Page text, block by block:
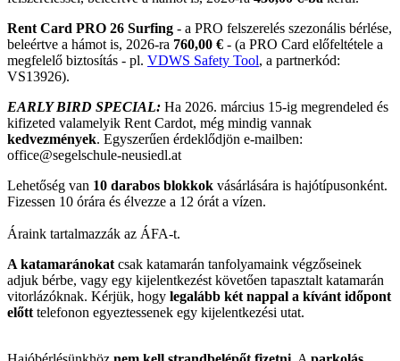
Rent Card PRO 26 Surfing - a PRO felszerelés szezonális bérlése,
beleértve a hámot is, 2026-ra 760,00 € - (a PRO Card előfeltétele a
megfelelő biztosítás - pl. VDWS Safety Tool, a partnerkód:
VS13926).
EARLY BIRD SPECIAL: Ha 2026. március 15-ig megrendeled és
kifizeted valamelyik Rent Cardot, még mindig vannak
kedvezmények. Egyszerűen érdeklődjön e-mailben:
office@segelschule-neusiedl.at
Lehetőség van 10 darabos blokkok vásárlására is hajótípusonként.
Fizessen 10 órára és élvezze a 12 órát a vízen.
Áraink tartalmazzák az ÁFA-t.
A katamaránokat csak katamarán tanfolyamaink végzőseinek
adjuk bérbe, vagy egy kijelentkezést követően tapasztalt katamarán
vitorlázóknak. Kérjük, hogy legalább két nappal a kívánt időpont
előtt telefonon egyeztessenek egy kijelentkezési utat.